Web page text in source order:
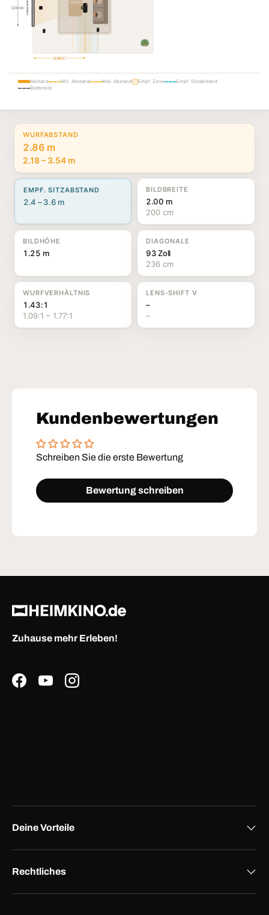
Leinwand
2.86 m
2.00 m
Abstand Min. Abstand Max. Abstand Empf. Zone
Empf. Sitzabstand
Bildbreite
WURFABSTAND
2.86 m
2.18 – 3.54 m
EMPF. SITZABSTAND
2.4 – 3.6 m
BILDBREITE
2.00 m
200 cm
BILDHÖHE
1.25 m
DIAGONALE
93 Zoll
236 cm
WURFVERHÄLTNIS
1.43:1
1.09:1 – 1.77:1
LENS-SHIFT V
–
–
Kundenbewertungen
Schreiben Sie die erste Bewertung
Bewertung schreiben
Zuhause mehr Erleben!
FacebookYouTubeInstagram
Deine Vorteile
Rechtliches